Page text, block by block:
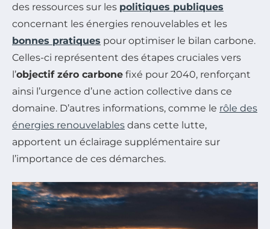
des ressources sur les politiques publiques
concernant les énergies renouvelables et les
bonnes pratiques pour optimiser le bilan carbone.
Celles-ci représentent des étapes cruciales vers
l’objectif zéro carbone fixé pour 2040, renforçant
ainsi l’urgence d’une action collective dans ce
domaine. D’autres informations, comme le rôle des
énergies renouvelables dans cette lutte,
apportent un éclairage supplémentaire sur
l’importance de ces démarches.